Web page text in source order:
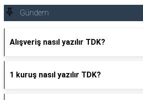
Gündem
Alışveriş nasıl yazılır TDK?
1 kuruş nasıl yazılır TDK?